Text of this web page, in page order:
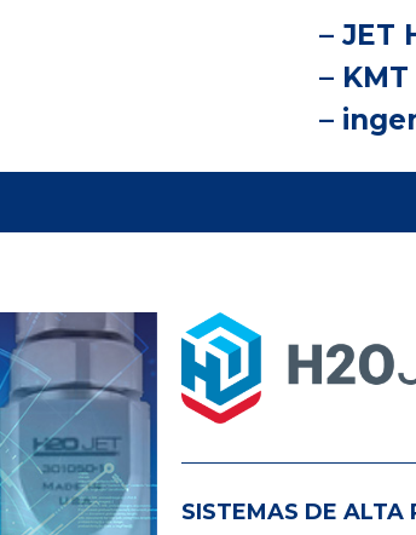
– JET
–
–
SISTEMAS DE ALTA